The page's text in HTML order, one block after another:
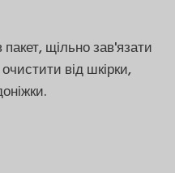
пакет, щільно зав'язати
від шкірки,